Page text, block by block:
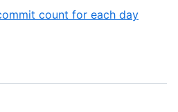
count for each day